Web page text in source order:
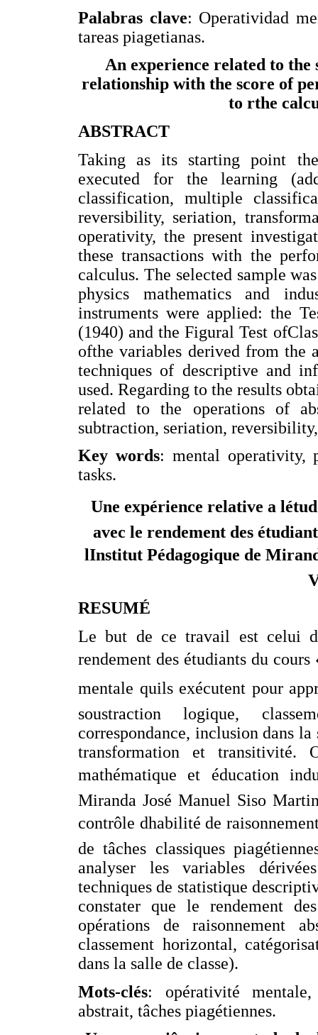
Palabras clave: Operatividad
tareas piagetianas.
An experience related to
relationship with the score of
to rthe
ABSTRACT
Taking as its starting point
executed for the learning
classification, multiple
reversibility, seriation,
operativity, the present
these transactions with the
calculus. The selected sample
physics mathematics and
instruments were applied: the
(1940) and the Figural Test
ofthe variables derived from the
techniques of descriptive and
used. Regarding to the results
related to the operations of
subtraction, seriation,
Key words: mental operativity,
tasks.
Une expérience relative a
avec le rendement des
lInstitut Pédagogique de
RESUMÉ
Le but de ce travail est celui
rendement des étudiants du
mentale quils exécutent pour
soustraction logique,
correspondance, inclusion dans
transformation et transitivité.
mathématique et éducation
Miranda José Manuel Siso
contrôle dhabilité de
de tâches classiques
analyser les variables
techniques de statistique
constater que le rendement
opérations de raisonnement
classement horizontal,
dans la salle de classe).
Mots-clés: opérativité mentale,
abstrait, tâches piagétiennes.